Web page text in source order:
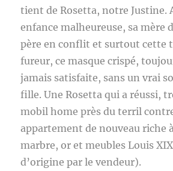
tient de Rosetta, notre Justine.
enfance malheureuse, sa mère
père en conflit et surtout cette
fureur, ce masque crispé,
jamais satisfaite, sans un vrai
fille. Une Rosetta qui a réussi,
mobil home près du terril
appartement de nouveau riche
marbre, or et meubles Louis
d’origine par le vendeur).